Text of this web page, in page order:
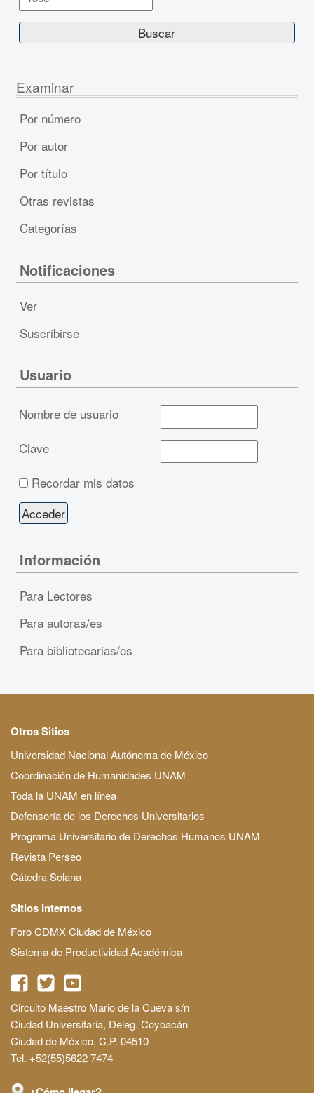
Examinar
Por número
Por autor
Por título
Otras revistas
Categorías
Notificaciones
Ver
Suscribirse
Usuario
Nombre de usuario
Clave
Recordar mis datos
Información
Para Lectores
Para autoras/es
Para bibliotecarias/os
Otros Sitios
Universidad Nacional Autónoma de México
Coordinación de Humanidades UNAM
Toda la UNAM en línea
Defensoría de los Derechos Universitarios
Programa Universitario de Derechos Humanos UNAM
Revista Perseo
Cátedra Solana
Sitios Internos
Foro CDMX Ciudad de México
Sistema de Productividad Académica
Circuito Maestro Mario de la Cueva s/n
Ciudad Universitaria, Deleg. Coyoacán
Ciudad de México, C.P. 04510
Tel. +52(55)5622 7474